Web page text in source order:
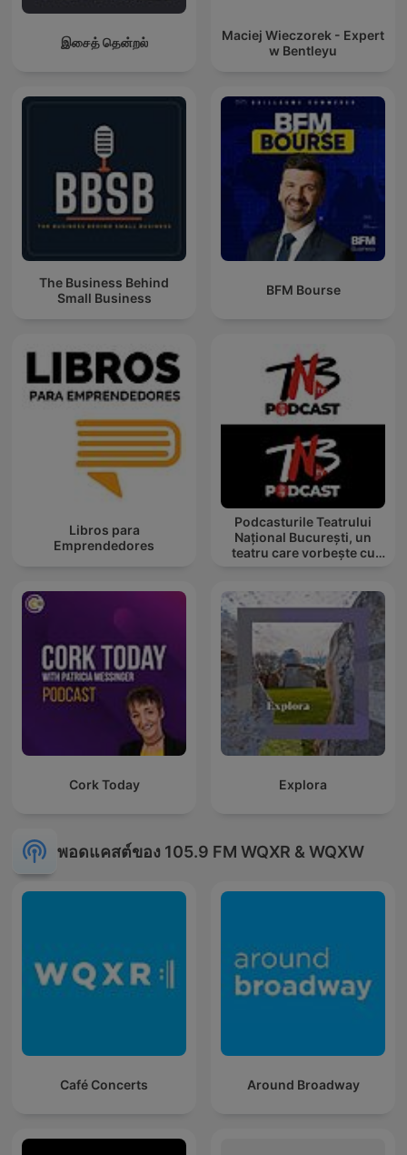
இசைத் தென்றல்
Maciej Wieczorek - Expert
w Bentleyu
The Business Behind
Small Business
BFM Bourse
Libros para
Emprendedores
Podcasturile Teatrului
Național București, un
teatru care vorbește cu
Cork Today Explora
พอดแคสต์ของ 105.9 FM WQXR & WQXW
Café Concerts Around Broadway